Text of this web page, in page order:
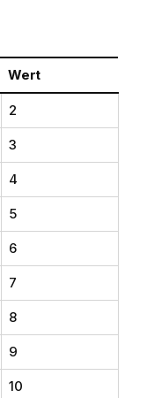
Wert
2
3
4
5
6
7
8
9
10